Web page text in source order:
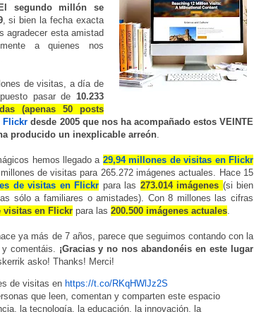
El segundo millón se
, si bien la fecha exacta
agradecer esta amistad
a quienes nos
de visitas, a día de
pasar de 10.233
(apenas 50 posts
Flickr desde 2005 que nos ha acompañado estos VEINTE
producido un inexplicable arreón.
hemos llegado a 29,94 millones de visitas en Flickr
de visitas para 265.272 imágenes actuales. Hace 15
de visitas en Flickr para las 273.014 imágenes (si bien
sólo a familiares o amistades). Con 8 millones las cifras
visitas en Flickr para las 200.500 imágenes actuales.
ya más de 7 años, parece que seguimos contando con la
comentáis. ¡Gracias y no nos abandonéis en este lugar
asko! Thanks! Merci!
de visitas en https://t.co/RKqHWlJz2S
que leen, comentan y comparten este espacio
la tecnología, la educación, la innovación, la